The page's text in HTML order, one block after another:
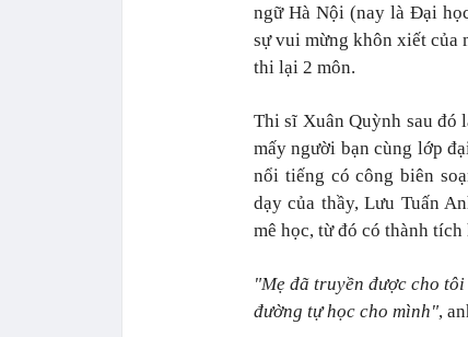
ngữ Hà Nội (nay là Đại
sự vui mừng khôn xiết của
thi lại 2 môn.
Thi sĩ Xuân Quỳnh sau đó
mấy người bạn cùng lớp
nổi tiếng có công biên
dạy của thầy, Lưu Tuấn
mê học, từ đó có thành
"Mẹ đã truyền được cho
đường tự học cho mình",